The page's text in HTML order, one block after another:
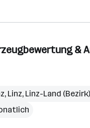
&
, Linz, Linz-Land (Bezirk)